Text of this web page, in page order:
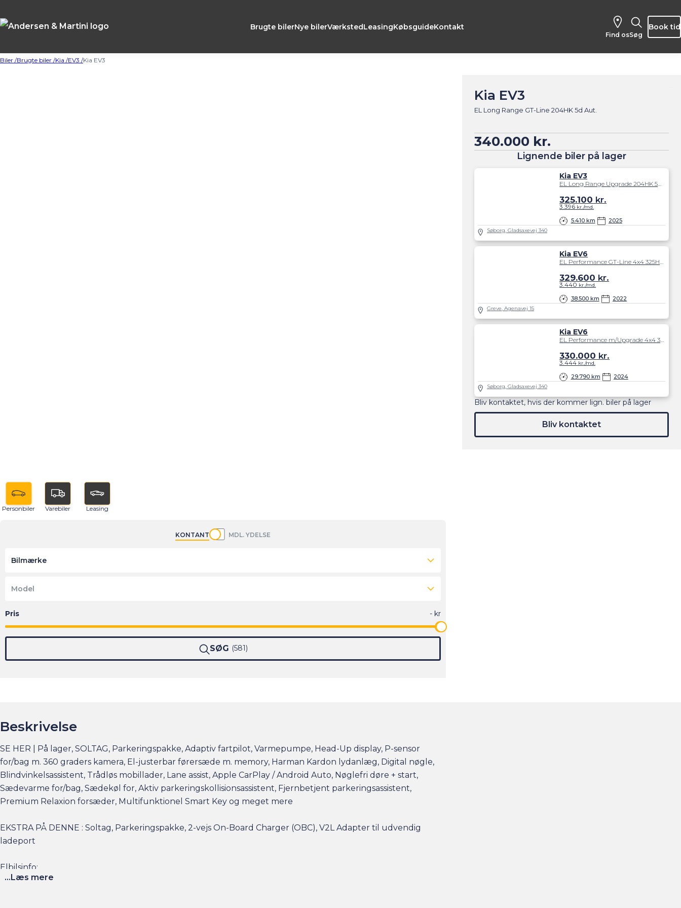
Brugte bilerNye bilerVærkstedLeasingKøbsguideKontakt
Find os Søg
Book tid
Biler /Brugte biler /Kia /EV3 /Kia EV3
Kia EV3
EL Long Range GT-Line 204HK 5d Aut.
340.000 kr.
Lignende biler på lager
Kia EV3
5.410 km 2025
325.100 kr.
3.396 kr./md.
Søborg, Gladsaxevej 340
Kia EV6
38.500 km 2022
329.600 kr.
3.440 kr./md.
Greve, Agenavej 15
Kia EV6
29.790 km 2024
330.000 kr.
3.444 kr./md.
Søborg, Gladsaxevej 340
Bliv kontaktet, hvis der kommer lign. biler på lager
Bliv kontaktet
Personbiler Varebiler Leasing
KONTANT MDL. YDELSE
Bilmærke
Model
SØG 581
Beskrivelse
SE HER | På lager, SOLTAG, Parkeringspakke, Adaptiv fartpilot, Varmepumpe, Head-Up display, P-sensor
for/bag m. 360 graders kamera, El-justerbar førersæde m. memory, Harman Kardon lydanlæg, Digital nøgle,
Blindvinkelsassistent, Trådløs mobillader, Lane assist, Apple CarPlay / Android Auto, Nøglefri døre + start,
Sædevarme for/bag, Sædekøl for, Aktiv parkeringskollisionsassistent, Fjernbetjent parkeringsassistent,
Premium Relaxion forsæder, Multifunktionel Smart Key og meget mere
EKSTRA PÅ DENNE : Soltag, Parkeringspakke, 2-vejs On-Board Charger (OBC), V2L Adapter til udvendig
ladeport
Elbilsinfo:
Rækkevidde: (WLTP): 605 km
...Læs mere